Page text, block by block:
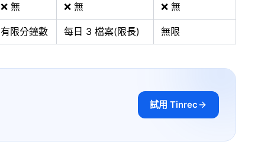
❌ 無 ❌ 無 ❌ 無
有限分鐘數 每日 3 檔案(限長) 無限
試用 Tinrec